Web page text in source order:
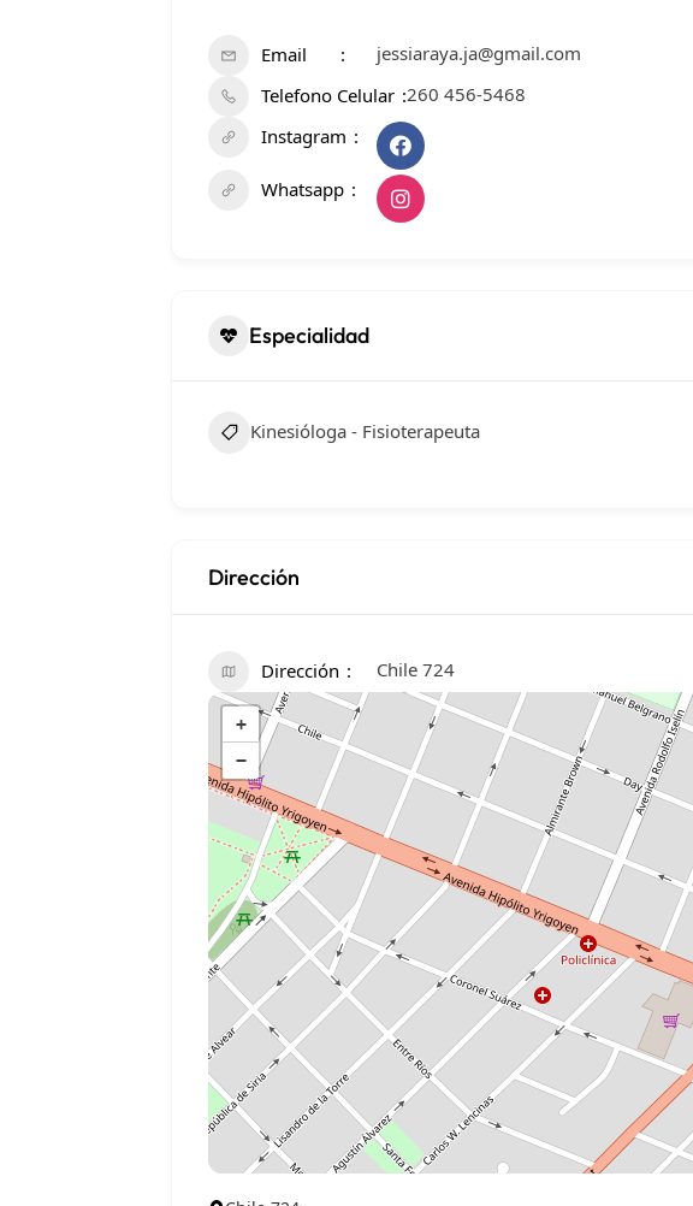
Email
jessiaraya.ja@gmail.com
Telefono Celular 260 456-5468
Instagram
Whatsapp
Especialidad
Kinesióloga - Fisioterapeuta
Dirección
Dirección Chile 724
+
−